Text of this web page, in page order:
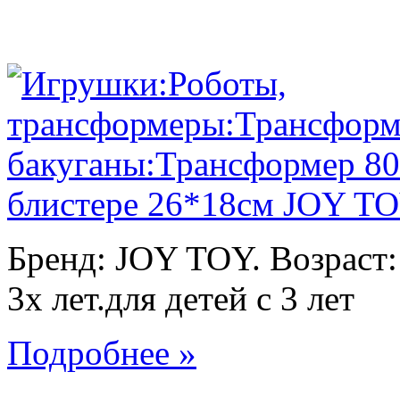
Бренд: JOY TOY.
3х лет.для детей с 3 лет
Подробнее »